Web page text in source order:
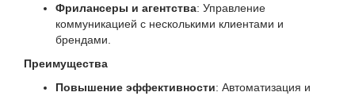
Фрилансеры и агентства: Управление
коммуникацией с несколькими клиентами и
брендами.
Преимущества
Повышение эффективности: Автоматизация и